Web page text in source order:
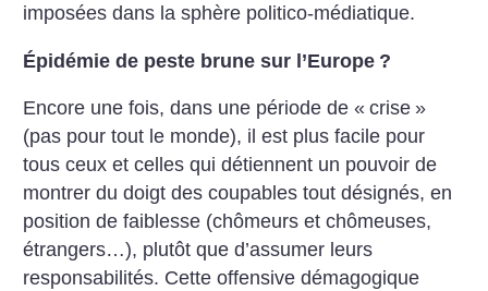
imposées dans la sphère politico-médiatique.
Épidémie de peste brune sur l’Europe ?
Encore une fois, dans une période de « crise »
(pas pour tout le monde), il est plus facile pour
tous ceux et celles qui détiennent un pouvoir de
montrer du doigt des coupables tout désignés, en
position de faiblesse (chômeurs et chômeuses,
étrangers…), plutôt que d’assumer leurs
responsabilités. Cette offensive démagogique